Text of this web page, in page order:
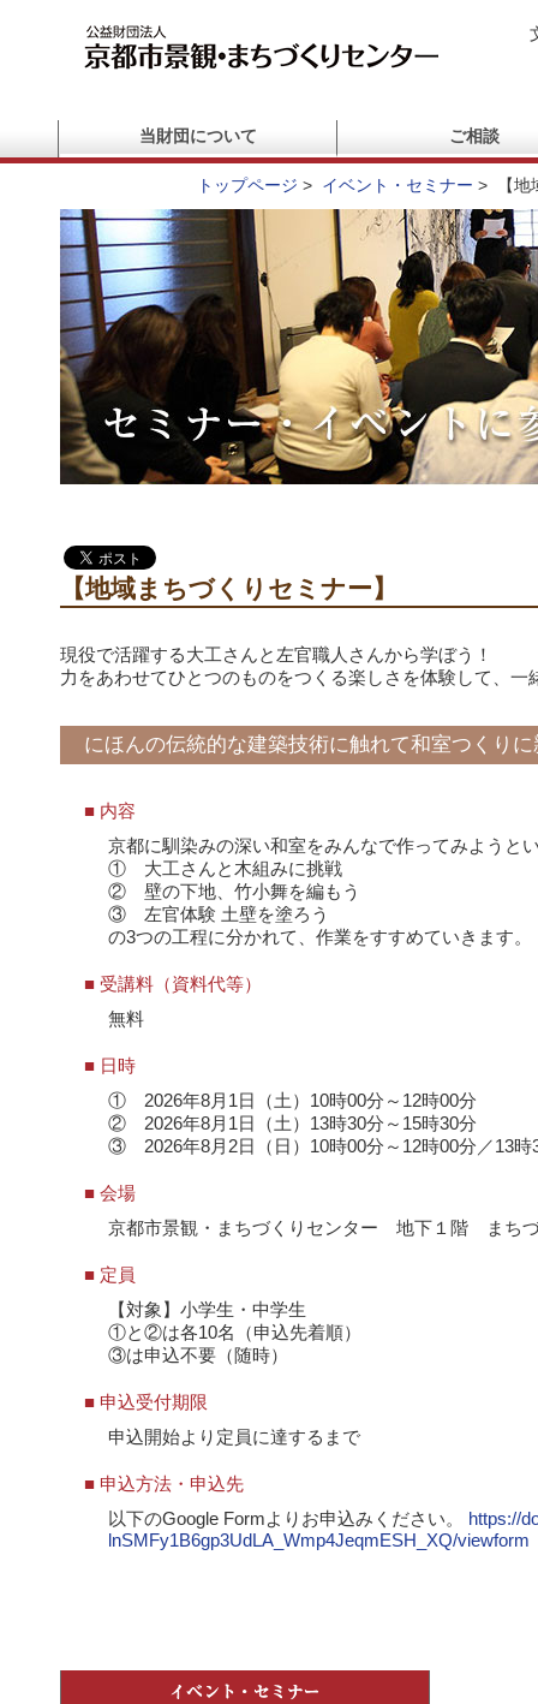
当財団について ご相談
トップページ > イベント・セミナー > 【
【地域まちづくりセミナー】
現役で活躍する大工さんと左官職人さんから学ぼう！
力をあわせてひとつのものをつくる楽しさを体験して、一
にほんの伝統的な建築技術に触れて和室つくり
■ 内容
京都に馴染みの深い和室をみんなで作ってみようと
① 大工さんと木組みに挑戦
② 壁の下地、竹小舞を編もう
③ 左官体験 土壁を塗ろう
の3つの工程に分かれて、作業をすすめていきます。
■ 受講料（資料代等）
無料
■ 日時
① 2026年8月1日（土）10時00分～12時00分
② 2026年8月1日（土）13時30分～15時30分
③ 2026年8月2日（日）10時00分～12時00分／13時
■ 会場
京都市景観・まちづくりセンター 地下１階 まち
■ 定員
【対象】小学生・中学生
①と②は各10名（申込先着順）
③は申込不要（随時）
■ 申込受付期限
申込開始より定員に達するまで
■ 申込方法・申込先
以下のGoogle Formよりお申込みください。
https://
lnSMFy1B6gp3UdLA_Wmp4JeqmESH_XQ/viewform